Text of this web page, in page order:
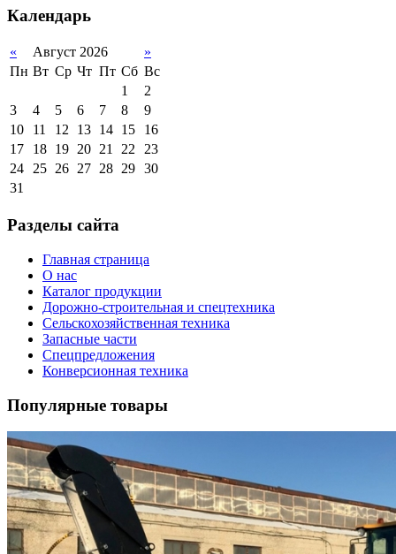
Календарь
« Август 2026
»
Пн Вт Ср Чт Пт Сб Вс
1
2
3
4 5 6 7 8
9
10
11 12 13 14 15
16
17
18 19 20 21 22 23
24 25 26 27 28 29 30
31
Разделы сайта
Главная страница
О нас
Каталог продукции
Дорожно-строительная и спецтехника
Сельскохозяйственная техника
Запасные части
Спецпредложения
Конверсионная техника
Популярные товары